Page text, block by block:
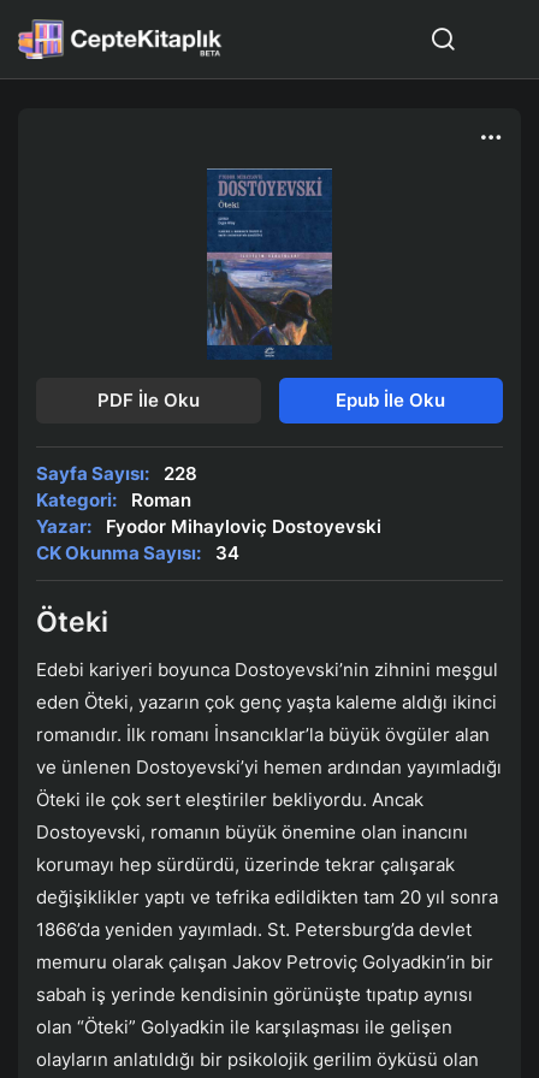
PDF İle Oku Epub İle Oku
Sayfa Sayısı:
228
Kategori:
Roman
Yazar:
Fyodor Mihayloviç Dostoyevski
CK Okunma Sayısı:
34
Öteki
Edebi kariyeri boyunca Dostoyevski’nin zihnini meşgul
eden Öteki, yazarın çok genç yaşta kaleme aldığı ikinci
romanıdır. İlk romanı İnsancıklar’la büyük övgüler alan
ve ünlenen Dostoyevski’yi hemen ardından yayımladığı
Öteki ile çok sert eleştiriler bekliyordu. Ancak
Dostoyevski, romanın büyük önemine olan inancını
korumayı hep sürdürdü, üzerinde tekrar çalışarak
değişiklikler yaptı ve tefrika edildikten tam 20 yıl sonra
1866’da yeniden yayımladı. St. Petersburg’da devlet
memuru olarak çalışan Jakov Petroviç Golyadkin’in bir
sabah iş yerinde kendisinin görünüşte tıpatıp aynısı
olan “Öteki” Golyadkin ile karşılaşması ile gelişen
olayların anlatıldığı bir psikolojik gerilim öyküsü olan